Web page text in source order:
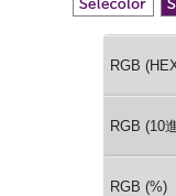
RGB
RGB (10
RGB (%)